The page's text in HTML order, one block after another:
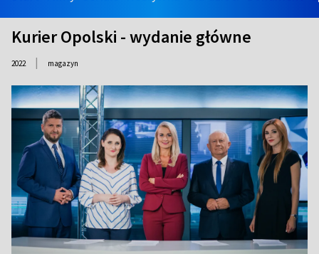
Kurier Opolski - wydanie główne
2022 | magazyn